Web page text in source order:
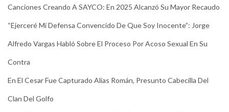
Canciones Creando A SAYCO: En 2025 Alcanzó Su Mayor Recaudo
“Ejerceré Mi Defensa Convencido De Que Soy Inocente”: Jorge
Alfredo Vargas Habló Sobre El Proceso Por Acoso Sexual En Su
Contra
En El Cesar Fue Capturado Alias Román, Presunto Cabecilla Del
Clan Del Golfo